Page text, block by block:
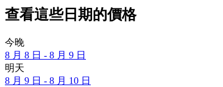
查看這些日期的價格
今晚
8 月 8 日 - 8 月 9 日
明天
8 月 9 日 - 8 月 10 日